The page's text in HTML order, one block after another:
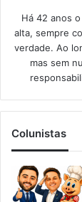
Há 42 anos
alta, sempre
verdade. Ao
mas sem
Colunistas